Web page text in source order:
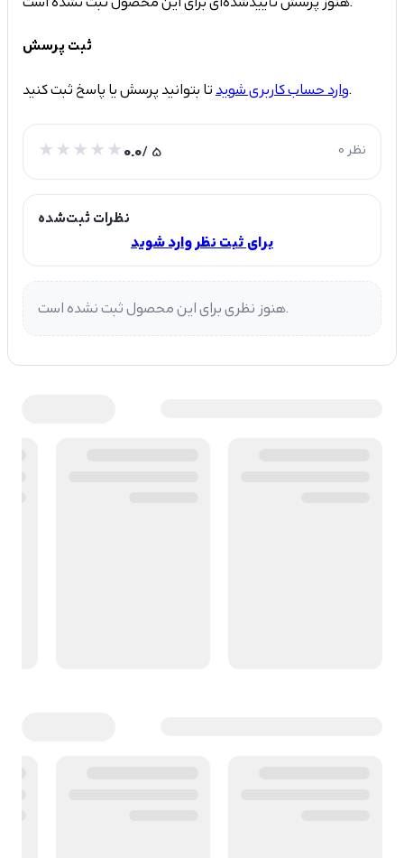
ثبت پرسش
وارد حساب کاربری شویدتا بتوانید پرسش یا پاسخ ثبت کنید.
0.0/ 5 0 نظر
نظرات ثبت‌شده
برای ثبت نظر وارد شوید
هنوز نظری برای این محصول ثبت نشده است.